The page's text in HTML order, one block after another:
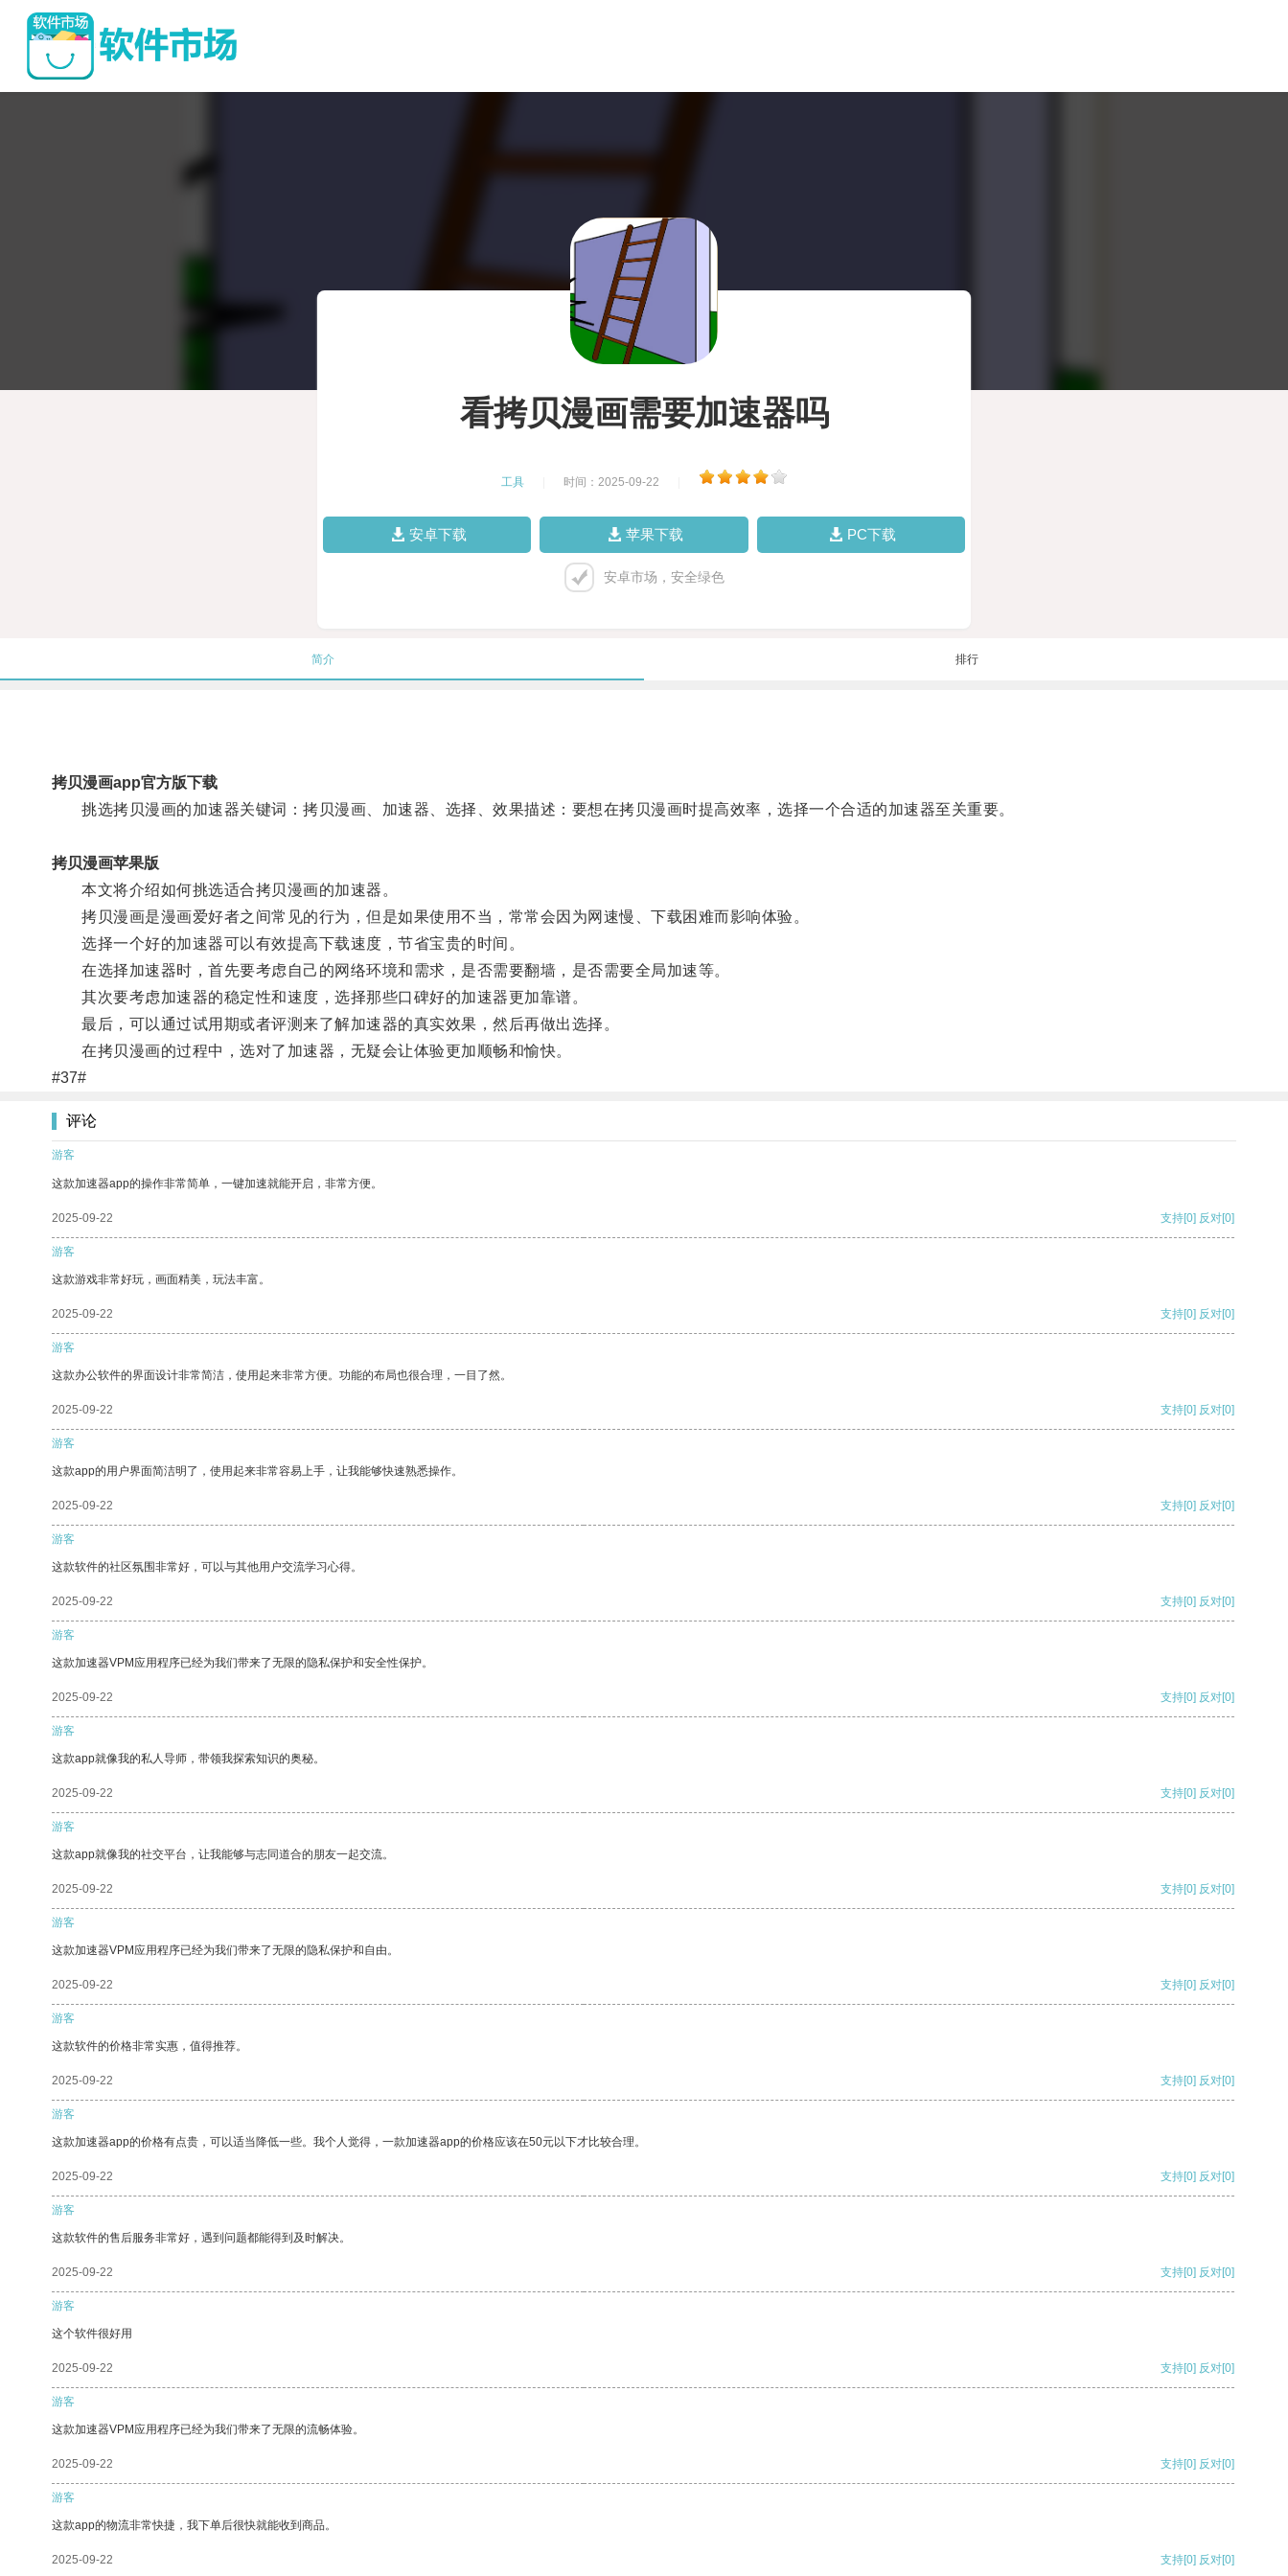
看拷贝漫画需要加速器吗
工具 时间：2025-09-22
安卓下载 苹果下载 PC下载
安卓市场，安全绿色
简介 排行
拷贝漫画app官方版下载
挑选拷贝漫画的加速器关键词：拷贝漫画、加速器、选择、效果描述：要想在拷贝漫画时提高效率，选择一个合适的加速器至关重要。
拷贝漫画苹果版
本文将介绍如何挑选适合拷贝漫画的加速器。
拷贝漫画是漫画爱好者之间常见的行为，但是如果使用不当，常常会因为网速慢、下载困难而影响体验。
选择一个好的加速器可以有效提高下载速度，节省宝贵的时间。
在选择加速器时，首先要考虑自己的网络环境和需求，是否需要翻墙，是否需要全局加速等。
其次要考虑加速器的稳定性和速度，选择那些口碑好的加速器更加靠谱。
最后，可以通过试用期或者评测来了解加速器的真实效果，然后再做出选择。
在拷贝漫画的过程中，选对了加速器，无疑会让体验更加顺畅和愉快。
#37#
评论
游客
这款加速器app的操作非常简单，一键加速就能开启，非常方便。
2025-09-22 支持[0] 反对[0]
游客
这款游戏非常好玩，画面精美，玩法丰富。
2025-09-22 支持[0] 反对[0]
游客
这款办公软件的界面设计非常简洁，使用起来非常方便。功能的布局也很合理，一目了然。
2025-09-22 支持[0] 反对[0]
游客
这款app的用户界面简洁明了，使用起来非常容易上手，让我能够快速熟悉操作。
2025-09-22 支持[0] 反对[0]
游客
这款软件的社区氛围非常好，可以与其他用户交流学习心得。
2025-09-22 支持[0] 反对[0]
游客
这款加速器VPM应用程序已经为我们带来了无限的隐私保护和安全性保护。
2025-09-22 支持[0] 反对[0]
游客
这款app就像我的私人导师，带领我探索知识的奥秘。
2025-09-22 支持[0] 反对[0]
游客
这款app就像我的社交平台，让我能够与志同道合的朋友一起交流。
2025-09-22 支持[0] 反对[0]
游客
这款加速器VPM应用程序已经为我们带来了无限的隐私保护和自由。
2025-09-22 支持[0] 反对[0]
游客
这款软件的价格非常实惠，值得推荐。
2025-09-22 支持[0] 反对[0]
游客
这款加速器app的价格有点贵，可以适当降低一些。我个人觉得，一款加速器app的价格应该在50元以下才比较合理。
2025-09-22 支持[0] 反对[0]
游客
这款软件的售后服务非常好，遇到问题都能得到及时解决。
2025-09-22 支持[0] 反对[0]
游客
这个软件很好用
2025-09-22 支持[0] 反对[0]
游客
这款加速器VPM应用程序已经为我们带来了无限的流畅体验。
2025-09-22 支持[0] 反对[0]
游客
这款app的物流非常快捷，我下单后很快就能收到商品。
2025-09-22 支持[0] 反对[0]